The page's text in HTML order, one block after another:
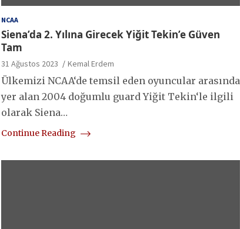
NCAA
Siena’da 2. Yılına Girecek Yiğit Tekin’e Güven
Tam
31 Ağustos 2023 Kemal Erdem
Ülkemizi NCAA‘de temsil eden oyuncular arasında
yer alan 2004 doğumlu guard Yiğit Tekin‘le ilgili
olarak Siena…
Continue Reading